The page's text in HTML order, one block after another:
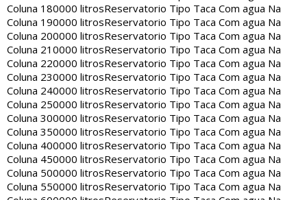
Coluna 180000 litrosReservatorio Tipo Taca Com agua Na
Coluna 190000 litrosReservatorio Tipo Taca Com agua Na
Coluna 200000 litrosReservatorio Tipo Taca Com agua Na
Coluna 210000 litrosReservatorio Tipo Taca Com agua Na
Coluna 220000 litrosReservatorio Tipo Taca Com agua Na
Coluna 230000 litrosReservatorio Tipo Taca Com agua Na
Coluna 240000 litrosReservatorio Tipo Taca Com agua Na
Coluna 250000 litrosReservatorio Tipo Taca Com agua Na
Coluna 300000 litrosReservatorio Tipo Taca Com agua Na
Coluna 350000 litrosReservatorio Tipo Taca Com agua Na
Coluna 400000 litrosReservatorio Tipo Taca Com agua Na
Coluna 450000 litrosReservatorio Tipo Taca Com agua Na
Coluna 500000 litrosReservatorio Tipo Taca Com agua Na
Coluna 550000 litrosReservatorio Tipo Taca Com agua Na